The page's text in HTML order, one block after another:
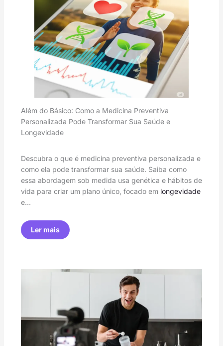
Além do Básico: Como a Medicina Preventiva
Personalizada Pode Transformar Sua Saúde e
Longevidade
Descubra o que é medicina preventiva personalizada e
como ela pode transformar sua saúde. Saiba como
essa abordagem sob medida usa genética e hábitos de
vida para criar um plano único, focado em longevidade
e…
Ler mais